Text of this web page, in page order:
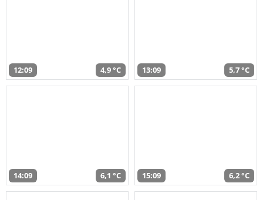
12:09 4,9 °C 13:09 5,7 °C
14:09 6,1 °C 15:09 6,2 °C